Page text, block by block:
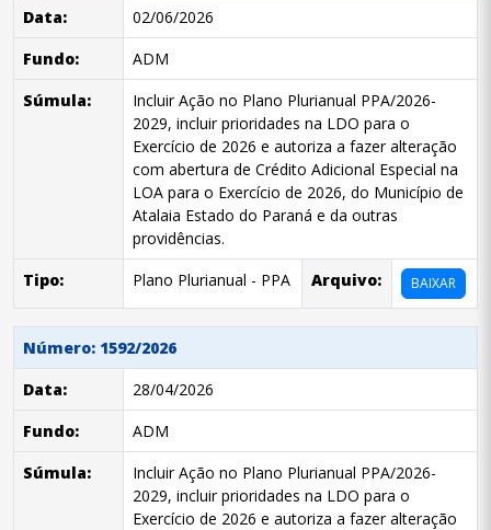
Data:
02/06/2026
Fundo:
ADM
Súmula:
Incluir Ação no Plano Plurianual PPA/2026-
2029, incluir prioridades na LDO para o
Exercício de 2026 e autoriza a fazer alteração
com abertura de Crédito Adicional Especial na
LOA para o Exercício de 2026, do Município de
Atalaia Estado do Paraná e da outras
providências.
Tipo:
Plano Plurianual - PPA Arquivo: BAIXAR
Número: 1592/2026
Data:
28/04/2026
Fundo:
ADM
Súmula:
Incluir Ação no Plano Plurianual PPA/2026-
2029, incluir prioridades na LDO para o
Exercício de 2026 e autoriza a fazer alteração